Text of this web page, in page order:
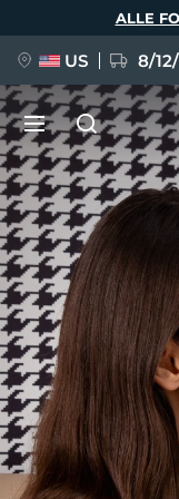
ALLE
US 8/
NEU
FAQ™ Pure
BREAKING
issa™ Teeth
Sprache
English
Français
Polski
Türkçe